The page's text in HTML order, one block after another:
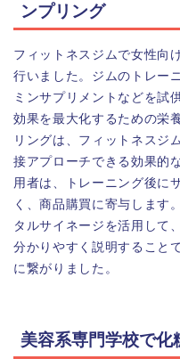
ンプリング
フィットネスジムで女性向
行いました。ジムのトレー
ミンサプリメントなどを試
効果を最大化するための栄
リングは、フィットネスジ
接アプローチできる効果的
用者は、トレーニング後に
く、商品購買に寄与します
タルサイネージを活用して
分かりやすく説明すること
に繋がりました。
美容系専門学校で化